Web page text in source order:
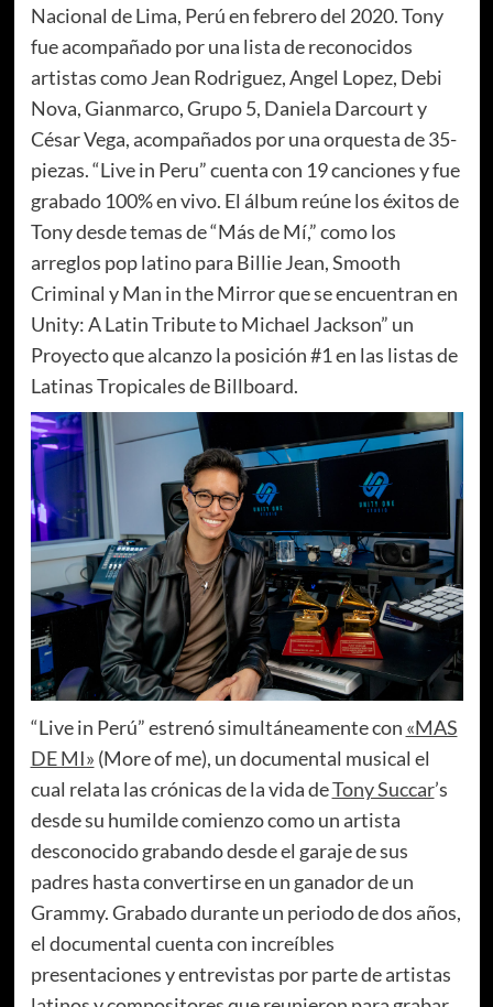
Nacional de Lima, Perú en febrero del 2020. Tony
fue acompañado por una lista de reconocidos
artistas como Jean Rodriguez, Angel Lopez, Debi
Nova, Gianmarco, Grupo 5, Daniela Darcourt y
César Vega, acompañados por una orquesta de 35-
piezas. “Live in Peru” cuenta con 19 canciones y fue
grabado 100% en vivo. El álbum reúne los éxitos de
Tony desde temas de “Más de Mí,” como los
arreglos pop latino para Billie Jean, Smooth
Criminal y Man in the Mirror que se encuentran en
Unity: A Latin Tribute to Michael Jackson” un
Proyecto que alcanzo la posición #1 en las listas de
Latinas Tropicales de Billboard.
“Live in Perú” estrenó simultáneamente con «MAS
DE MI» (More of me), un documental musical el
cual relata las crónicas de la vida deTony Succar’s
desde su humilde comienzo como un artista
desconocido grabando desde el garaje de sus
padres hasta convertirse en un ganador de un
Grammy. Grabado durante un periodo de dos años,
el documental cuenta con increíbles
presentaciones y entrevistas por parte de artistas